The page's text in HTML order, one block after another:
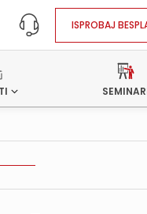
ISPROBAJ